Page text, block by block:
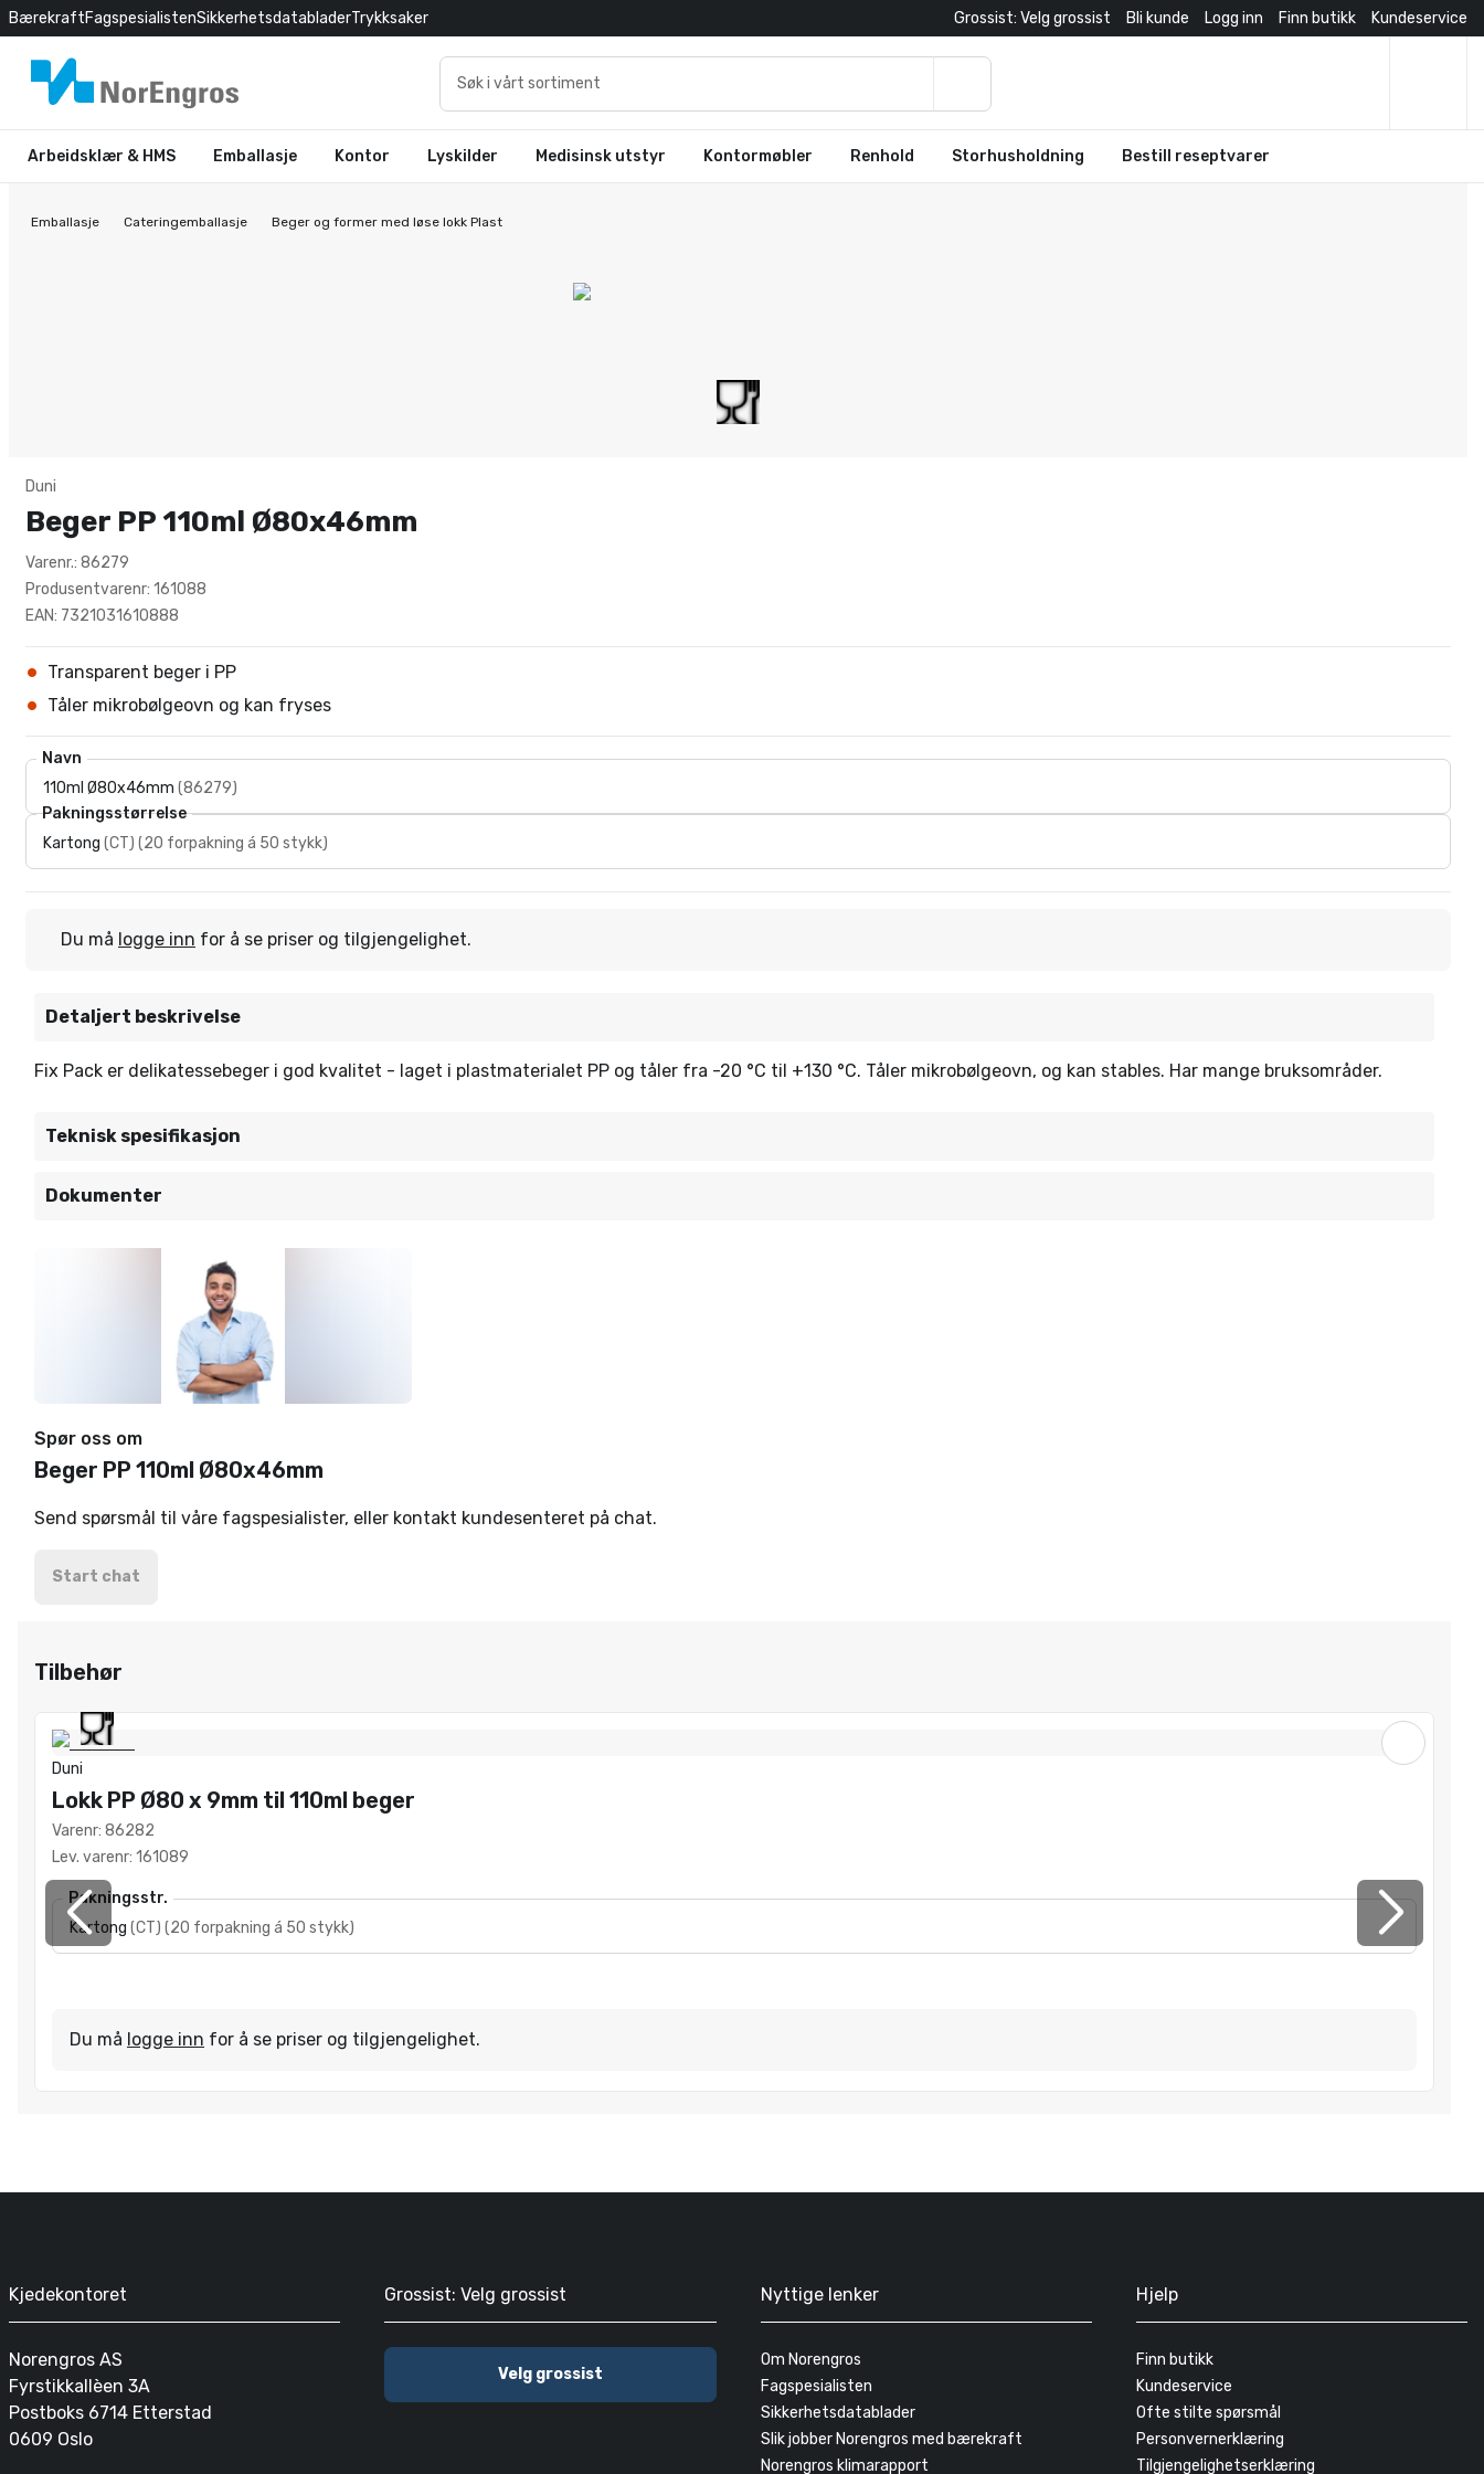
BærekraftFagspesialistenSikkerhetsdatabladerTrykksaker Grossist: Velg grossist Bli kunde Logg inn Finn butikk Kundeservice
Arbeidsklær & HMS Emballasje Kontor Lyskilder Medisinsk utstyr Kontormøbler Renhold Storhusholdning Bestill reseptvarer
Emballasje Cateringemballasje Beger og former med løse lokk Plast
Duni
Beger PP 110ml Ø80x46mm
Varenr.: 86279
Produsentvarenr: 161088
EAN: 7321031610888
Transparent beger i PP
Tåler mikrobølgeovn og kan fryses
Navn
110ml Ø80x46mm (86279)
Pakningsstørrelse
Kartong (CT) (20 forpakning á 50 stykk)
Du må logge inn for å se priser og tilgjengelighet.
Detaljert beskrivelse
Fix Pack er delikatessebeger i god kvalitet - laget i plastmaterialet PP og tåler fra -20 °C til +130 °C. Tåler mikrobølgeovn, og kan stables. Har mange bruksområder.
Teknisk spesifikasjon
Dokumenter
Spør oss om
Beger PP 110ml Ø80x46mm
Send spørsmål til våre fagspesialister, eller kontakt kundesenteret på chat.
Start chat
Tilbehør
Duni
Lokk PP Ø80 x 9mm til 110ml beger
Varenr: 86282
Lev. varenr: 161089
Pakningsstr.
Kartong (CT) (20 forpakning á 50 stykk)
Du må logge inn for å se priser og tilgjengelighet.
Kjedekontoret
Norengros AS
Fyrstikkallèen 3A
Postboks 6714 Etterstad
0609 Oslo
Grossist: Velg grossist
Velg grossist
Nyttige lenker
Om Norengros
Fagspesialisten
Sikkerhetsdatablader
Slik jobber Norengros med bærekraft
Norengros klimarapport
Hjelp
Finn butikk
Kundeservice
Ofte stilte spørsmål
Personvernerklæring
Tilgjengelighetserklæring